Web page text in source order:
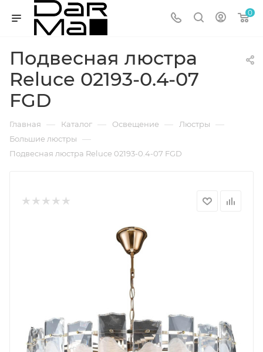
0
Подвесная люстра
Reluce 02193-0.4-07
FGD
Главная — Каталог — Освещение — Люстры —
Большие люстры —
Подвесная люстра Reluce 02193-0.4-07 FGD